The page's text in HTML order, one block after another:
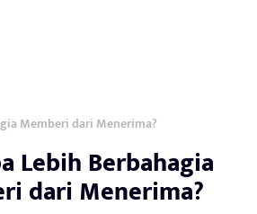
Memberi dari Menerima?
Lebih Berbahagia
dari Menerima?